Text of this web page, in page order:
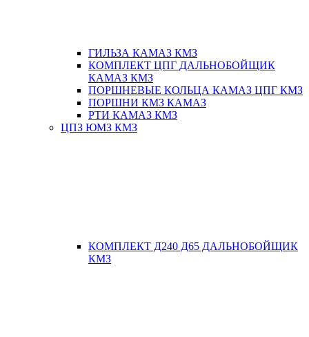
ГИЛЬЗА КАМАЗ КМЗ
КОМПЛЕКТ ЦПГ ДАЛЬНОБОЙЩИК
КАМАЗ КМЗ
ПОРШНЕВЫЕ КОЛЬЦА КАМАЗ ЦПГ КМЗ
ПОРШНИ КМЗ КАМАЗ
РТИ КАМАЗ КМЗ
ЦПЗ ЮМЗ КМЗ
КОМПЛЕКТ Д240 Д65 ДАЛЬНОБОЙЩИК
КМЗ